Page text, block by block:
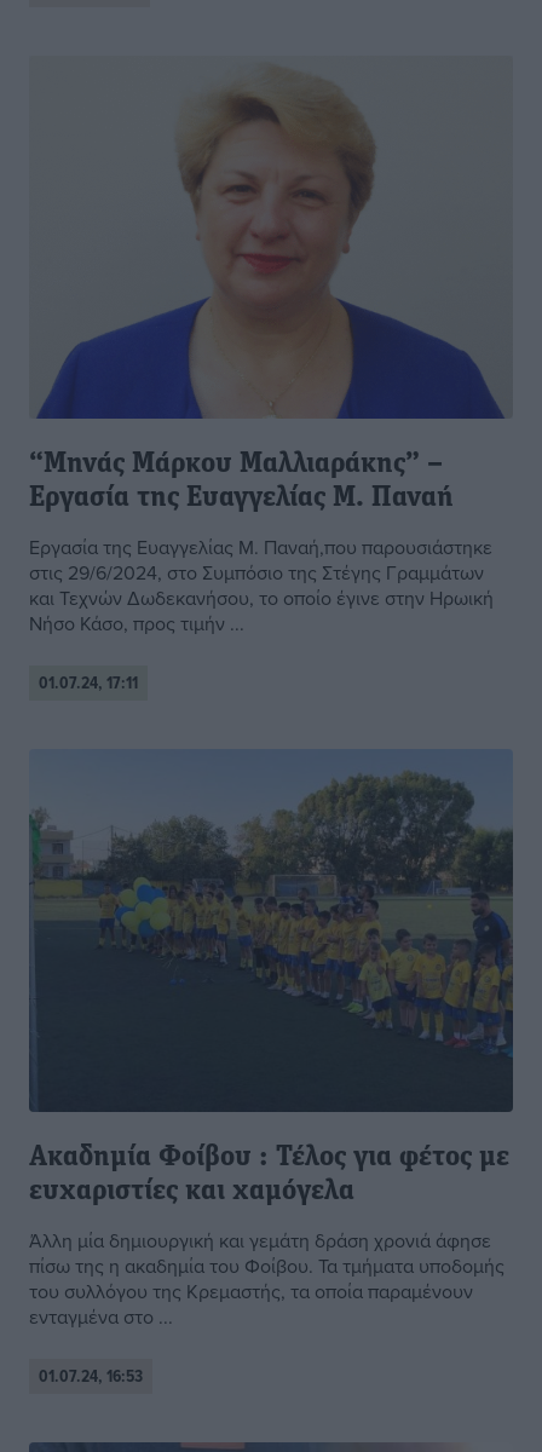
“Μηνάς Μάρκου Μαλλιαράκης” –
Εργασία της Ευαγγελίας Μ. Παναή
Εργασία της Ευαγγελίας Μ. Παναή,που παρουσιάστηκε
στις 29/6/2024, στο Συμπόσιο της Στέγης Γραμμάτων
και Τεχνών Δωδεκανήσου, το οποίο έγινε στην Ηρωική
Νήσο Κάσο, προς τιμήν ...
01.07.24, 17:11
Ακαδημία Φοίβου : Τέλος για φέτος με
ευχαριστίες και χαμόγελα
Άλλη μία δημιουργική και γεμάτη δράση χρονιά άφησε
πίσω της η ακαδημία του Φοίβου. Τα τμήματα υποδομής
του συλλόγου της Κρεμαστής, τα οποία παραμένουν
ενταγμένα στο ...
01.07.24, 16:53